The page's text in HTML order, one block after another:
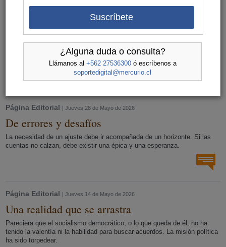
Suscríbete
¿Alguna duda o consulta?
Llámanos al +562 27536300ó escríbenos a
soportedigital@mercurio.cl
| Jueves 11 de Junio de 2026
Buenas señales
Como si hubiéramos aprendido la lección, los profundos cambios desde
el estallido social se consolidan con fuerza.
Página Editorial | Jueves 28 de Mayo de 2026
De errores y desafíos
La necesidad de un ajuste debe ir acompañada de un horizonte. Si las
cuentas no calzan, debe existir una épica y una esperanza.
Página Editorial | Jueves 14 de Mayo de 2026
Una realidad que se arrastra
Pareciera que el socialismo democrático, o lo que queda de él, no ha
tenido la valentía ni la habilidad para buscar acuerdos. La misión política
ha sido torpedear.